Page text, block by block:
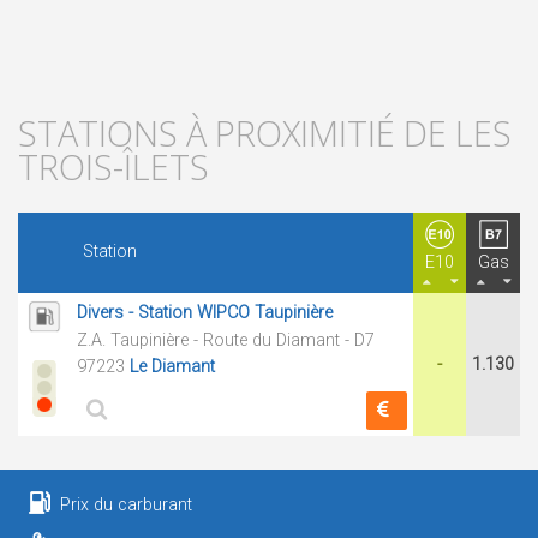
STATIONS À PROXIMITIÉ DE LES
TROIS-ÎLETS
Station
E10 Gas
Divers - Station WIPCO Taupinière
Z.A. Taupinière - Route du Diamant - D7
97223 Le Diamant - 1.130
Prix du carburant